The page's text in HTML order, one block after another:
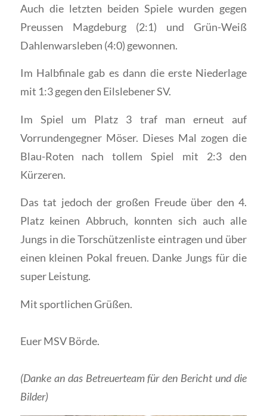
Auch die letzten beiden Spiele wurden gegen
Preussen Magdeburg (2:1) und Grün-Weiß
Dahlenwarsleben (4:0) gewonnen.
Im Halbfinale gab es dann die erste Niederlage
mit 1:3 gegen den Eilslebener SV.
Im Spiel um Platz 3 traf man erneut auf
Vorrundengegner Möser. Dieses Mal zogen die
Blau-Roten nach tollem Spiel mit 2:3 den
Kürzeren.
Das tat jedoch der großen Freude über den 4.
Platz keinen Abbruch, konnten sich auch alle
Jungs in die Torschützenliste eintragen und über
einen kleinen Pokal freuen. Danke Jungs für die
super Leistung.
Mit sportlichen Grüßen.
Euer MSV Börde.
(Danke an das Betreuerteam für den Bericht und die
Bilder)